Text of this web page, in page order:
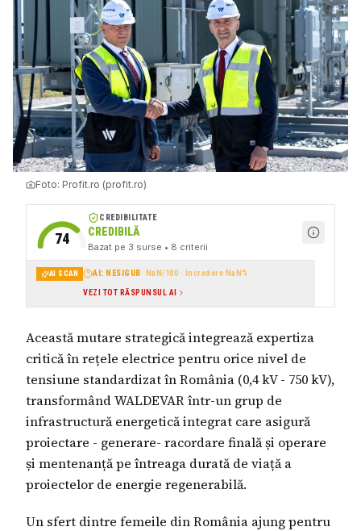
Foto: Profit.ro (profit.ro)
74
CREDIBILITATE
CREDIBILĂ
Bazat pe 3 surse • 8 criterii
AI SCAN AI: NESIGUR· NaN/100 · încredere NaN%
VEZI TOT RĂSPUNSUL AI
Această mutare strategică integrează expertiza
critică în rețele electrice pentru orice nivel de
tensiune standardizat în România (0,4 kV - 750 kV),
transformând WALDEVAR într-un grup de
infrastructură energetică integrat care asigură
proiectare - generare- racordare finală și operare
și mentenanță pe întreaga durată de viață a
proiectelor de energie regenerabilă.
Un sfert dintre femeile din România ajung pentru